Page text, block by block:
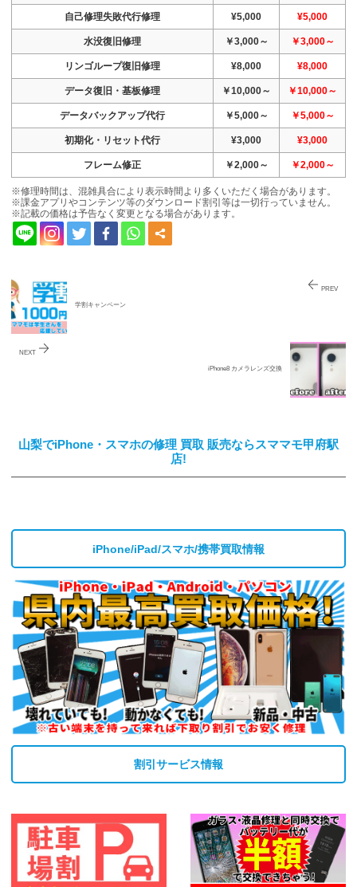
自己修理失敗代行修理 ¥5,000 ¥5,000
水没復旧修理 ￥3,000～ ￥3,000～
リンゴループ復旧修理 ¥8,000 ¥8,000
データ復旧・基板修理 ￥10,000～ ￥10,000～
データバックアップ代行 ￥5,000～ ￥5,000～
初期化・リセット代行 ¥3,000 ¥3,000
フレーム修正 ￥2,000～ ￥2,000～
※修理時間は、混雑具合により表示時間より多くいただく場合があります。
※課金アプリやコンテンツ等のダウンロード割引等は一切行っていません。
※記載の価格は予告なく変更となる場合があります。
PREV
学割キャンペーン
NEXT
iPhone8 カメラレンズ交換
山梨でiPhone・スマホの修理 買取 販売ならスママモ甲府駅
店!
iPhone/iPad/スマホ/携帯買取情報
割引サービス情報